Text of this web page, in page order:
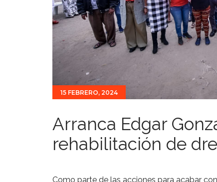
15 FEBRERO, 2024
Arranca Edgar
rehabilitación de
Como parte de las acciones para acabar